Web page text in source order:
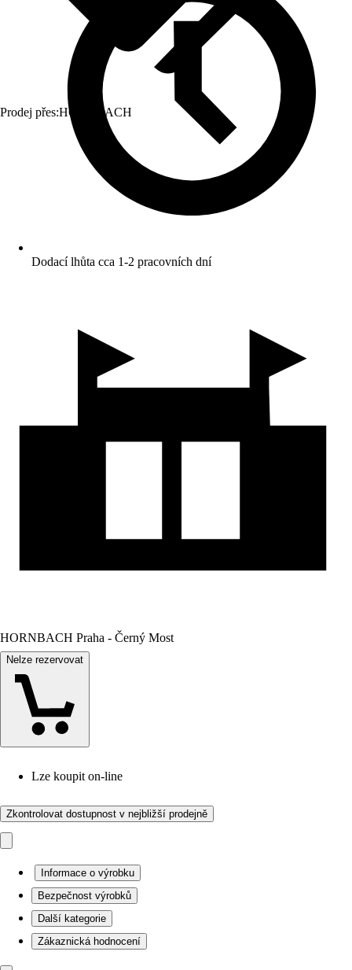
Prodej přes:HORNBACH
Dodací lhůta cca 1-2 pracovních dní
HORNBACH Praha - Černý Most
Nelze rezervovat
Lze koupit on-line
Zkontrolovat dostupnost v nejbližší prodejně
Informace o výrobku
Bezpečnost výrobků
Další kategorie
Zákaznická hodnocení